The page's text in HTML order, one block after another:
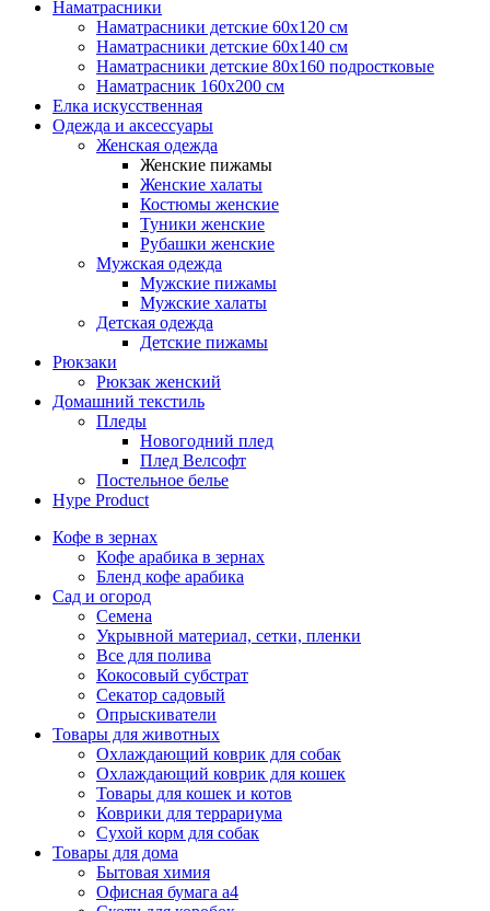
Наматрасники
Наматрасники детские 60х120 см
Наматрасники детские 60х140 см
Наматрасники детские 80х160 подростковые
Наматрасник 160х200 см
Елка искусственная
Одежда и аксессуары
Женская одежда
Женские пижамы
Женские халаты
Костюмы женские
Туники женские
Рубашки женские
Мужская одежда
Мужские пижамы
Мужские халаты
Детская одежда
Детские пижамы
Рюкзаки
Рюкзак женский
Домашний текстиль
Пледы
Новогодний плед
Плед Велсофт
Постельное белье
Hype Product
Кофе в зернах
Кофе арабика в зернах
Бленд кофе арабика
Сад и огород
Семена
Укрывной материал, сетки, пленки
Все для полива
Кокосовый субстрат
Секатор садовый
Опрыскиватели
Товары для животных
Охлаждающий коврик для собак
Охлаждающий коврик для кошек
Товары для кошек и котов
Коврики для террариума
Сухой корм для собак
Товары для дома
Бытовая химия
Офисная бумага а4